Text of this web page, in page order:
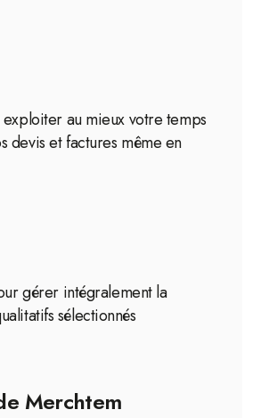
au mieux votre temps
devis et factures même en
gérer intégralement la
sélectionnés
Merchtem